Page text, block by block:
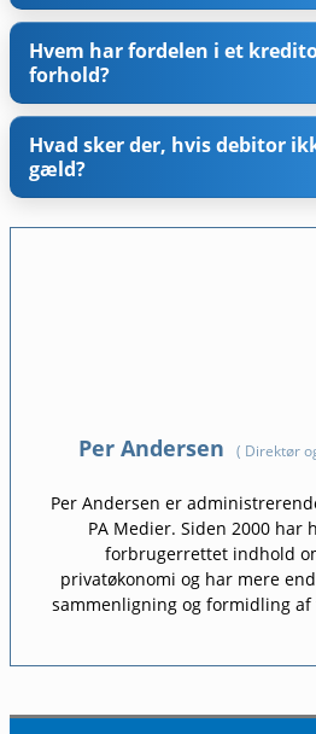
Hvem har fordelen i et
forhold?
Hvad sker der, hvis debitor
gæld?
Per Andersen ( Direktør
Per Andersen er
PA Medier. Siden 2000 har
forbrugerrettet indhold
privatøkonomi og har mere
sammenligning og formidling